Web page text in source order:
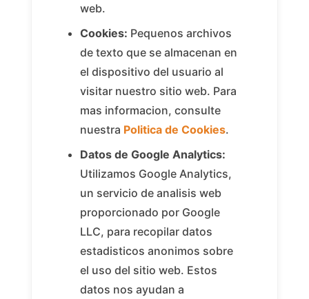
web.
Cookies: Pequenos archivos
de texto que se almacenan en
el dispositivo del usuario al
visitar nuestro sitio web. Para
mas informacion, consulte
nuestra Politica de Cookies.
Datos de Google Analytics:
Utilizamos Google Analytics,
un servicio de analisis web
proporcionado por Google
LLC, para recopilar datos
estadisticos anonimos sobre
el uso del sitio web. Estos
datos nos ayudan a